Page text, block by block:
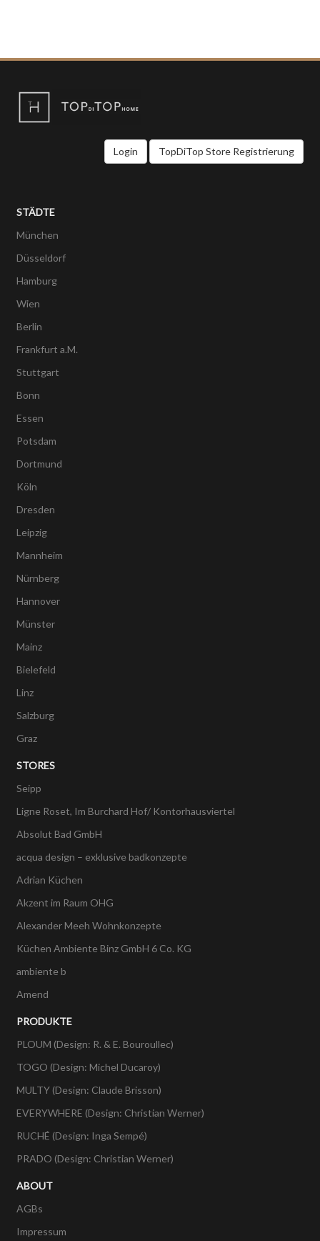
Login TopDiTop Store Registrierung
STÄDTE
München
Düsseldorf
Hamburg
Wien
Berlin
Frankfurt a.M.
Stuttgart
Bonn
Essen
Potsdam
Dortmund
Köln
Dresden
Leipzig
Mannheim
Nürnberg
Hannover
Münster
Mainz
Bielefeld
Linz
Salzburg
Graz
STORES
Seipp
Ligne Roset, Im Burchard Hof/ Kontorhausviertel
Absolut Bad GmbH
acqua design – exklusive badkonzepte
Adrian Küchen
Akzent im Raum OHG
Alexander Meeh Wohnkonzepte
Küchen Ambiente Binz GmbH 6 Co. KG
ambiente b
Amend
PRODUKTE
PLOUM (Design: R. & E. Bouroullec)
TOGO (Design: Michel Ducaroy)
MULTY (Design: Claude Brisson)
EVERYWHERE (Design: Christian Werner)
RUCHÉ (Design: Inga Sempé)
PRADO (Design: Christian Werner)
ABOUT
AGBs
Impressum